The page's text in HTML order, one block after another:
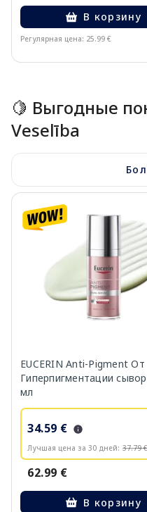
В корзину
Регулярная цена: 25.99 €
🍋 Выгодные
Veselība
EUCERIN Anti-Pigment От
Гиперпигментации
мл
34.59 €
Лучшая цена за 30 дней: 37.79 €
62.99 €
В корзину